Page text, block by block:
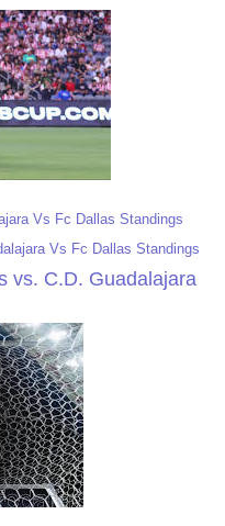
Vs Fc Dallas Standings
Vs Fc Dallas Standings
vs. C.D. Guadalajara